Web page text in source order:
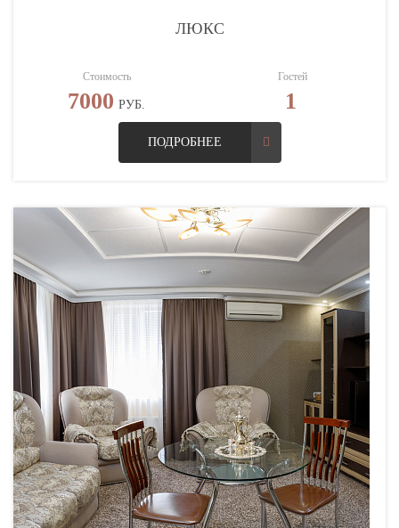
ЛЮКС
Стоимость
7000 РУБ.
Гостей
1
ПОДРОБНЕЕ